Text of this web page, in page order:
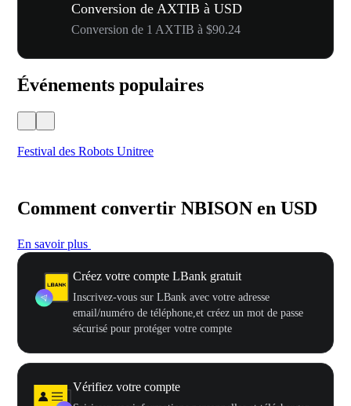
Conversion de AXTIB à USD
Conversion de 1 AXTIB à $90.24
Événements populaires
Festival des Robots Unitree
Comment convertir NBISON en USD
En savoir plus
Créez votre compte LBank gratuit
Inscrivez-vous sur LBank avec votre adresse
email/numéro de téléphone,et créez un mot de passe
sécurisé pour protéger votre compte
Vérifiez votre compte